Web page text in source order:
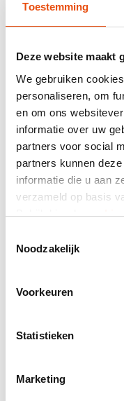
Toestemming
Deze website maakt
We gebruiken
personaliseren, om
en om ons
informatie over uw
partners voor social
partners kunnen
informatie die u aan
verzameld op basis
Bekijk hier de
Noodzakelijk
Voorkeuren
Statistieken
Marketing
6. Délai de livraison
7. Soummetre le
Résumé
Prix total
hors TVA
Numéro d’article:
Livraison
Visuel et / ou